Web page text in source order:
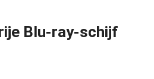
Blu-ray-schijf